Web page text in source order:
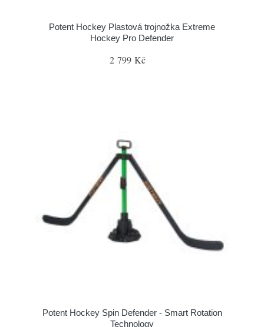
Potent Hockey Plastová trojnožka Extreme
Hockey Pro Defender
2 799 Kč
Potent Hockey Spin Defender - Smart Rotation
Technology